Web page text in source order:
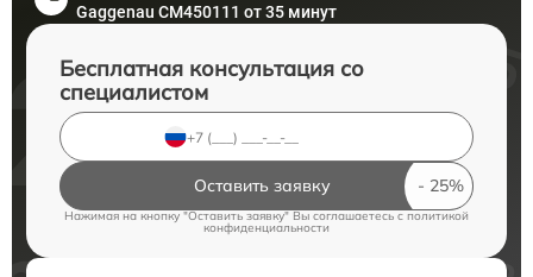
Gaggenau CM450111 от 35 минут
Бесплатная консультация со
специалистом
Оставить заявку
Нажимая на кнопку "Оставить заявку" Вы соглашаетесь cполитикой
конфиденциальности